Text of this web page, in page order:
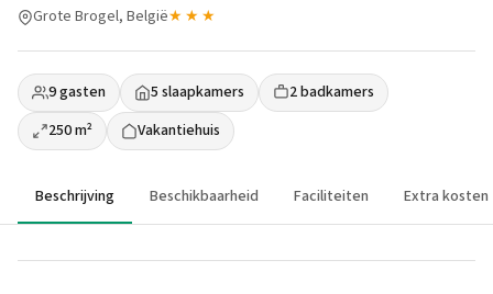
Grote Brogel, België★★★
9 gasten 5 slaapkamers
2 badkamers
250 m²
Vakantiehuis
Beschrijving Beschikbaarheid Faciliteiten Extra kosten